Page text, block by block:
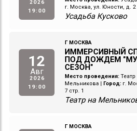
2026
19:00
г. Москва, ул. Юности, д. 2
Усадьба Кусково
12
Авг
2026
19:00
Г МОСКВА
ИММЕРСИВНЫЙ
ПОД ДОЖДЕМ
СЕЗОН"
Место проведения: Театр
Мельникова
Город: г.
7 стр. 1
Театр на
Г МОСКВА